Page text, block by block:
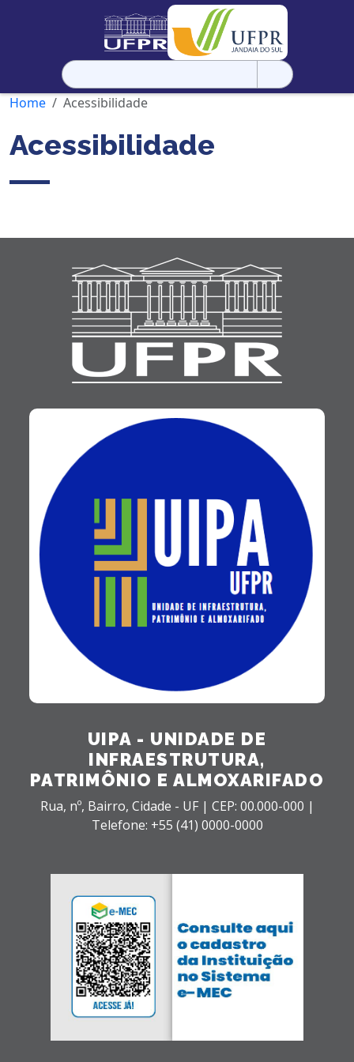
Pesquisar
por:
Home
Acessibilidade
Acessibilidade
UIPA - UNIDADE DE
INFRAESTRUTURA,
PATRIMÔNIO E ALMOXARIFADO
Rua, nº, Bairro, Cidade - UF | CEP: 00.000-000 |
Telefone: +55 (41) 0000-0000